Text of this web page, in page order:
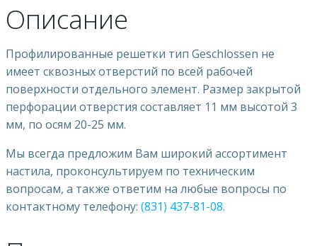
Описание
Профилированные решетки тип Geschlossen не
имеет сквозных отверстий по всей рабочей
поверхности отдельного элемент. Размер закрытой
перфорации отверстия составляет 11 мм высотой 3
мм, по осям 20-25 мм.
Мы всегда предложим Вам широкий ассортимент
настила, проконсультируем по техническим
вопросам, а также ответим на любые вопросы по
контактному телефону: (831) 437-81-08.